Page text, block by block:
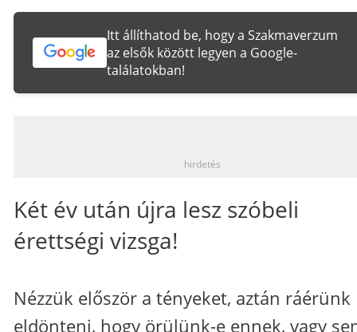
Itt állíthatod be, hogy a Szakmaverzum
az elsők között legyen a Google-
találatokban!
hirdetés
Két év után újra lesz szóbeli
érettségi vizsga!
Nézzük először a tényeket, aztán ráérünk
eldönteni, hogy örülünk-e ennek, vagy